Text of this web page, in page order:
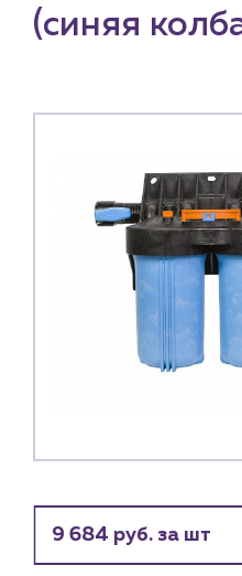
(синяя
9 684 руб. за шт